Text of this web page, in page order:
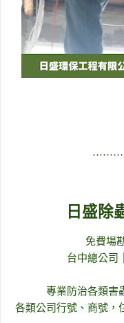
日盛除
免費場
台中總公司
專業防治各類害
各類公司行號、商號，